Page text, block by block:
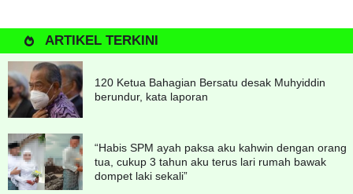
ARTIKEL TERKINI
120 Ketua Bahagian Bersatu desak Muhyiddin
berundur, kata laporan
“Habis SPM ayah paksa aku kahwin dengan orang
tua, cukup 3 tahun aku terus lari rumah bawak
dompet laki sekali”